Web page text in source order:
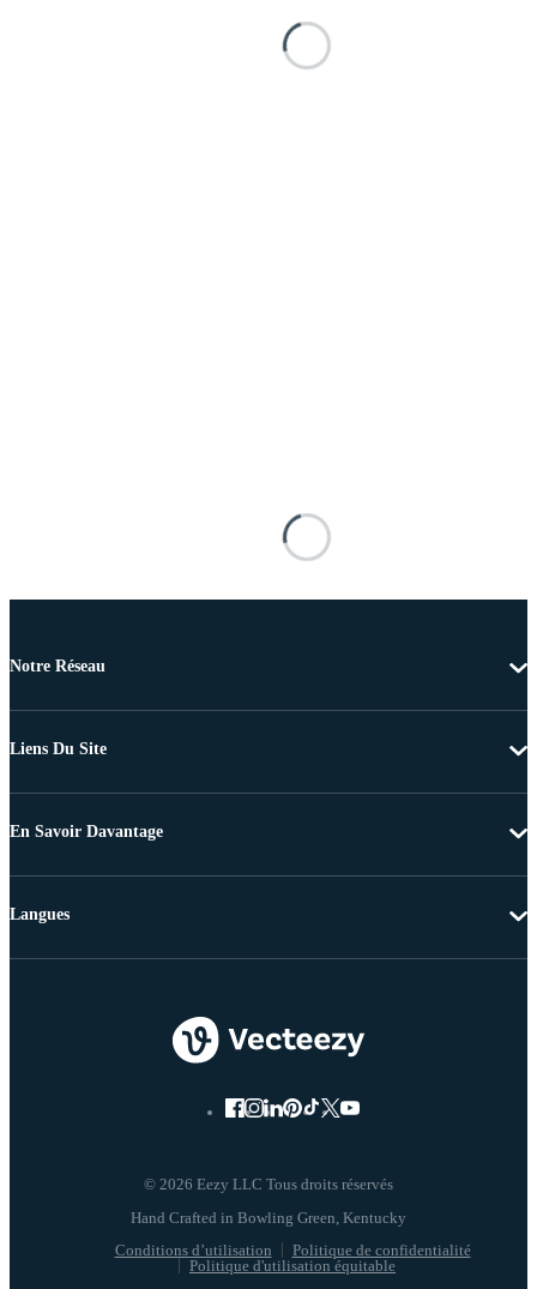
Notre Réseau
Liens Du Site
En Savoir Davantage
© 2026 Eezy LLC Tous droits réservés
Conditions d’utilisation
Politique de confidentialité
Politique d'utilisation équitable
Langues